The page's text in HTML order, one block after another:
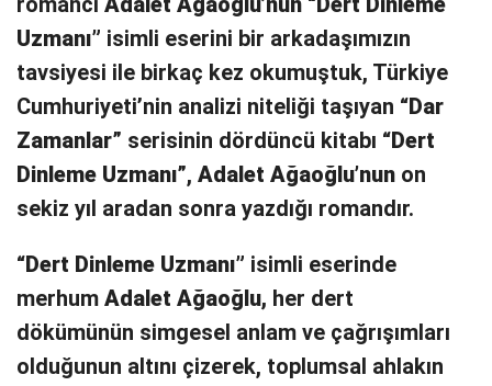
Uzmanı” isimli eserini bir arkadaşımızın
tavsiyesi ile birkaç kez okumuştuk, Türkiye
Cumhuriyeti’nin analizi niteliği taşıyan “Dar
Zamanlar” serisinin dördüncü kitabı “Dert
Dinleme Uzmanı”, Adalet Ağaoğlu’nun on
sekiz yıl aradan sonra yazdığı romandır.
“Dert Dinleme Uzmanı” isimli eserinde
merhum Adalet Ağaoğlu, her dert
dökümünün simgesel anlam ve çağrışımları
olduğunun altını çizerek, toplumsal ahlakın